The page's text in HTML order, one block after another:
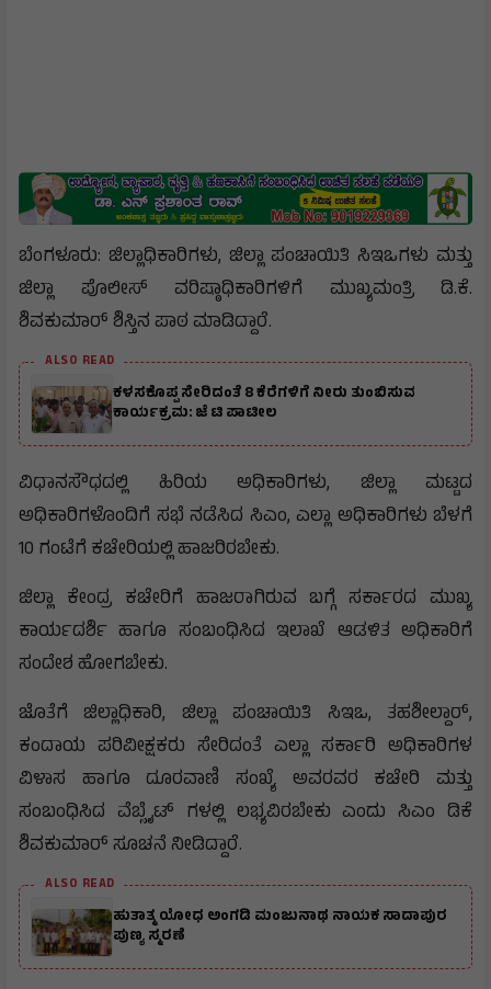
ಬೆಂಗಳೂರು: ಜಿಲ್ಲಾಧಿಕಾರಿಗಳು, ಜಿಲ್ಲಾ ಪಂಚಾಯಿತಿ ಸಿಇಒಗಳು ಮತ್ತು
ಜಿಲ್ಲಾ ಪೊಲೀಸ್ ವರಿಷ್ಠಾಧಿಕಾರಿಗಳಿಗೆ ಮುಖ್ಯಮಂತ್ರಿ ಡಿ.ಕೆ.
ಶಿವಕುಮಾರ್ ಶಿಸ್ತಿನ ಪಾಠ ಮಾಡಿದ್ದಾರೆ.
ALSO READ
ಕಳಸಕೊಪ್ಪ ಸೇರಿದಂತೆ 8 ಕೆರೆಗಳಿಗೆ ನೀರು ತುಂಬಿಸುವ
ಕಾರ್ಯಕ್ರಮ: ಜೆ ಟಿ ಪಾಟೀಲ
ವಿಧಾನಸೌಧದಲ್ಲಿ ಹಿರಿಯ ಅಧಿಕಾರಿಗಳು, ಜಿಲ್ಲಾ ಮಟ್ಟದ
ಅಧಿಕಾರಿಗಳೊಂದಿಗೆ ಸಭೆ ನಡೆಸಿದ ಸಿಎಂ, ಎಲ್ಲಾ ಅಧಿಕಾರಿಗಳು ಬೆಳಗೆ
10 ಗಂಟೆಗೆ ಕಚೇರಿಯಲ್ಲಿ ಹಾಜರಿರಬೇಕು.
ಜಿಲ್ಲಾ ಕೇಂದ್ರ ಕಚೇರಿಗೆ ಹಾಜರಾಗಿರುವ ಬಗ್ಗೆ ಸರ್ಕಾರದ ಮುಖ್ಯ
ಕಾರ್ಯದರ್ಶಿ ಹಾಗೂ ಸಂಬಂಧಿಸಿದ ಇಲಾಖೆ ಆಡಳಿತ ಅಧಿಕಾರಿಗೆ
ಸಂದೇಶ ಹೋಗಬೇಕು.
ಜೊತೆಗೆ ಜಿಲ್ಲಾಧಿಕಾರಿ, ಜಿಲ್ಲಾ ಪಂಚಾಯಿತಿ ಸಿಇಒ, ತಹಶೀಲ್ದಾರ್,
ಕಂದಾಯ ಪರಿವೀಕ್ಷಕರು ಸೇರಿದಂತೆ ಎಲ್ಲಾ ಸರ್ಕಾರಿ ಅಧಿಕಾರಿಗಳ
ವಿಳಾಸ ಹಾಗೂ ದೂರವಾಣಿ ಸಂಖ್ಯೆ ಅವರವರ ಕಚೇರಿ ಮತ್ತು
ಸಂಬಂಧಿಸಿದ ವೆಬ್ಸೈಟ್ ಗಳಲ್ಲಿ ಲಭ್ಯವಿರಬೇಕು ಎಂದು ಸಿಎಂ ಡಿಕೆ
ಶಿವಕುಮಾರ್ ಸೂಚನೆ ನೀಡಿದ್ದಾರೆ.
ALSO READ
ಹುತಾತ್ಮ ಯೋಧ ಅಂಗಡಿ ಮಂಜುನಾಥ ನಾಯಕ ಸಾದಾಪುರ
ಪುಣ್ಯ ಸ್ಮರಣೆ